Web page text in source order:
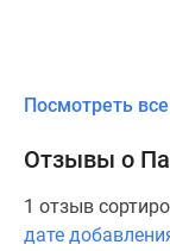
Посмотреть
Отзывы о
1 отзыв
дате